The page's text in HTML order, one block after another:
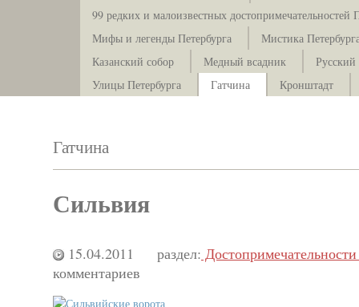
99 редких и малоизвестных достопримечательностей
Мифы и легенды Петербурга
Мистика
Казанский собор
Медный всадник
Улицы Петербурга
Гатчина Кронштадт
Гатчина
Сильвия
15.04.2011 раздел:
комментариев